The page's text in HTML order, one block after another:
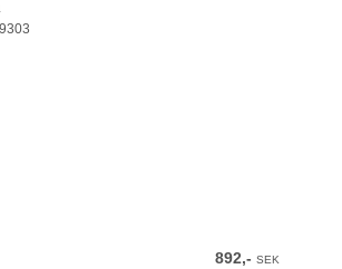
892,-SEK